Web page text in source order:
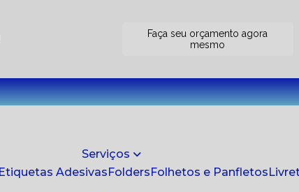
Faça seu orçamento agora
mesmo
Serviços
Etiquetas Adesivas Folders Folhetos e Panfletos